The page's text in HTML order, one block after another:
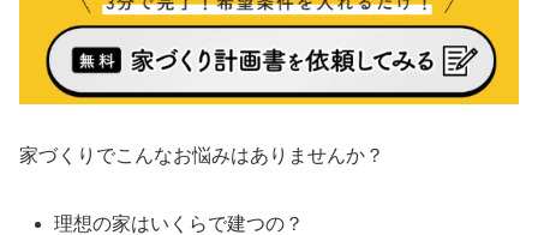
家づくりでこんなお悩みはありませんか？
理想の家はいくらで建つの？